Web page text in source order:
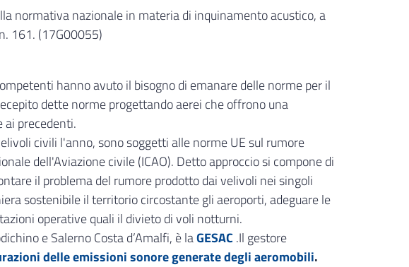
normativa nazionale in materia di inquinamento acustico, a
161. (17G00055)
hanno avuto il bisogno di emanare delle norme per il
dette norme progettando aerei che offrono una
ai precedenti.
civili l'anno, sono soggetti alle norme UE sul rumore
dell'Aviazione civile (ICAO). Detto approccio si compone di
il problema del rumore prodotto dai velivoli nei singoli
sostenibile il territorio circostante gli aeroporti, adeguare le
operative quali il divieto di voli notturni.
e Salerno Costa d’Amalfi, è laGESAC .Il gestore
delle emissioni sonore generate degli aeromobili.